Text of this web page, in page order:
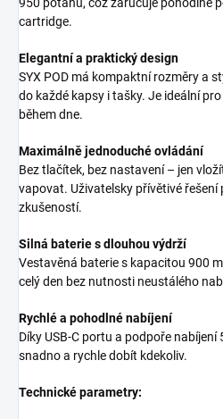
950 potahů, což zaručuje pohodlné
cartridge.
Elegantní a praktický design
SYX POD má kompaktní rozměry a
do každé kapsy i tašky. Je ideální
během dne.
Maximálně jednoduché ovládání
Bez tlačítek, bez nastavení – jen
vapovat. Uživatelsky přívětivé řešení
zkušeností.
Silná baterie s dlouhou výdrží
Vestavěná baterie s kapacitou 900
celý den bez nutnosti neustálého
Rychlé a pohodlné nabíjení
Díky USB-C portu a podpoře
snadno a rychle dobít kdekoliv.
Technické parametry: